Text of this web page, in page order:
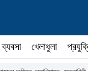
ব্যবসা খেলাধুলা